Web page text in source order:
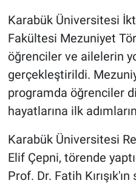
Karabük Üniversitesi
Fakültesi Mezuniyet
öğrenciler ve ailelerin
gerçekleştirildi.
programda öğrenciler
hayatlarına ilk
Karabük Üniversitesi
Elif Çepni, törende
Prof. Dr. Fatih